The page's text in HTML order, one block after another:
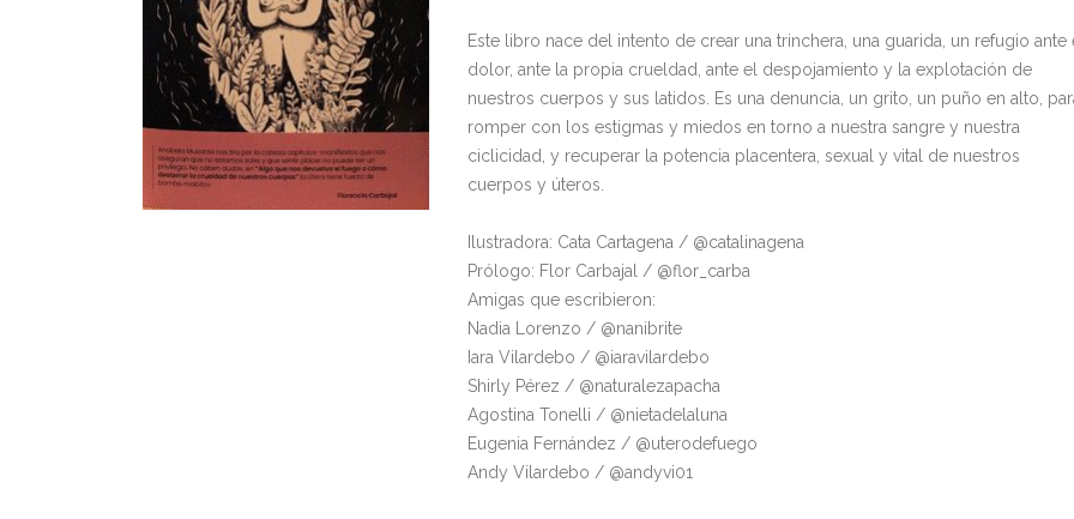
Este libro nace del intento de crear una trinchera, una guarida, un refugio ante
dolor, ante la propia crueldad, ante el despojamiento y la explotación de
nuestros cuerpos y sus latidos. Es una denuncia, un grito, un puño en alto,
romper con los estigmas y miedos en torno a nuestra sangre y nuestra
ciclicidad, y recuperar la potencia placentera, sexual y vital de nuestros
cuerpos y úteros.
Ilustradora: Cata Cartagena / @catalinagena
Prólogo: Flor Carbajal / @flor_carba
Amigas que escribieron:
Nadia Lorenzo / @nanibrite
Iara Vilardebo / @iaravilardebo
Shirly Pérez / @naturalezapacha
Agostina Tonelli / @nietadelaluna
Eugenia Fernández / @uterodefuego
Andy Vilardebo / @andyvi01